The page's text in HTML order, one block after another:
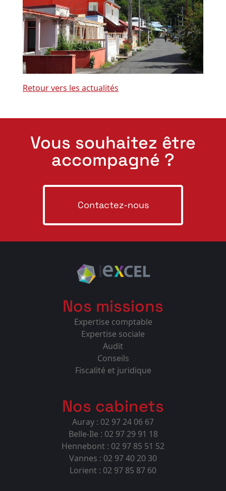
Retour vers les actualités
Vous souhaitez être
accompagné ?
Contactez-nous
Nos missions
Expertise comptable
Expertise sociale
Audit
Conseils
Fiscalité et juridique
Nos cabinets
Auray : 02 97 24 06 67
Belle-Ile : 02 97 29 91 18
Hennebont : 02 97 85 51 52
Vannes : 02 97 40 20 30
Lorient : 02 97 85 87 60